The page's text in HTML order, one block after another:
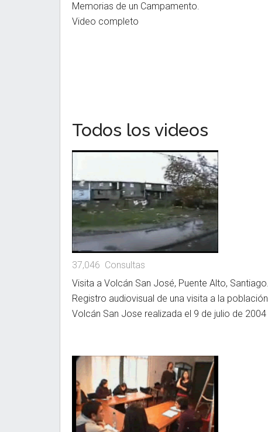
Memorias de un Campamento.
Video completo
Todos los videos
37,046 Consultas
Visita a Volcán San José, Puente Alto, Santiago.
Registro audiovisual de una visita a la población
Volcán San Jose realizada el 9 de julio de 2004